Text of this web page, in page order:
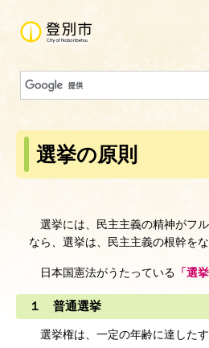
選挙の原則
選挙には、民主主義の精神がフ
なら、選挙は、民主主義の根幹を
日本国憲法がうたっている 「選
１ 普通選挙
選挙権は、一定の年齢に達した